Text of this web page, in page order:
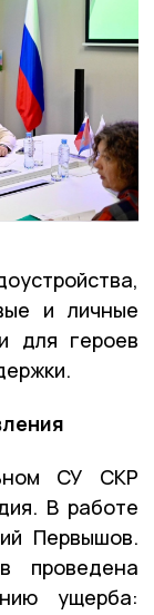
и личные
для героев
СУ СКР
В работе
Первышов.
проведена
ущерба: